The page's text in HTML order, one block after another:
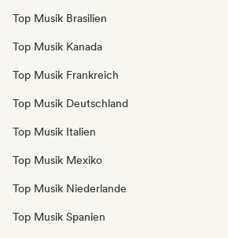
Top Musik Brasilien
Top Musik Kanada
Top Musik Frankreich
Top Musik Deutschland
Top Musik Italien
Top Musik Mexiko
Top Musik Niederlande
Top Musik Spanien